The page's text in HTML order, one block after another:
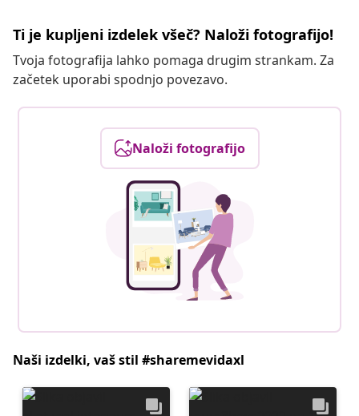
Ti je kupljeni izdelek všeč? Naloži fotografijo!
Tvoja fotografija lahko pomaga drugim strankam. Za
začetek uporabi spodnjo povezavo.
Naloži fotografijo
Naši izdelki, vaš stil #sharemevidaxl